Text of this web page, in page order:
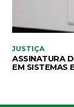
JUSTIÇA
ASSINATURA
EM SISTEMAS